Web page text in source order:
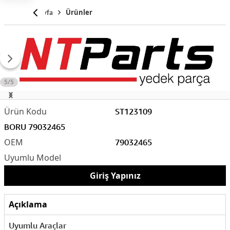
Anasayfa Ürünler
5/5
ST123109
79032465
BORU 79032465
Giriş Yapınız
Açıklama
Uyumlu Araçlar